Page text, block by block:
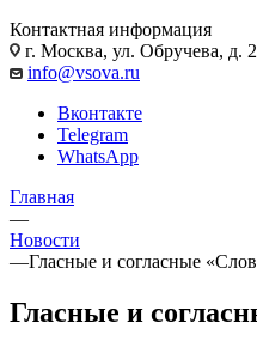
Контактная информация
г. Москва, ул. Обручева, д.
info@vsova.ru
Вконтакте
Telegram
WhatsApp
Главная
—
Новости
—Гласные и согласные
Гласные и